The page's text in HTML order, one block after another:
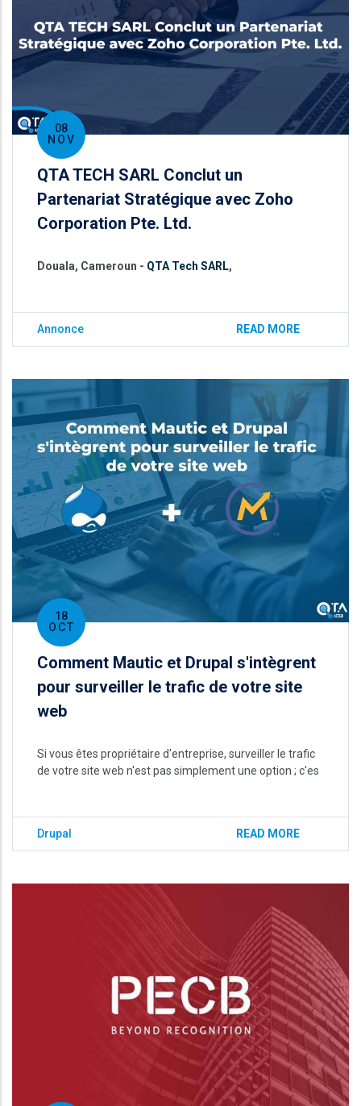
08
NOV
QTA TECH SARL Conclut un
Partenariat Stratégique avec Zoho
Corporation Pte. Ltd.
Douala, Cameroun - QTA Tech SARL,
Annonce READ MORE
18
OCT
Comment Mautic et Drupal s'intègrent
pour surveiller le trafic de votre site
web
Si vous êtes propriétaire d'entreprise, surveiller le trafic
de votre site web n'est pas simplement une option ; c'es
Drupal READ MORE